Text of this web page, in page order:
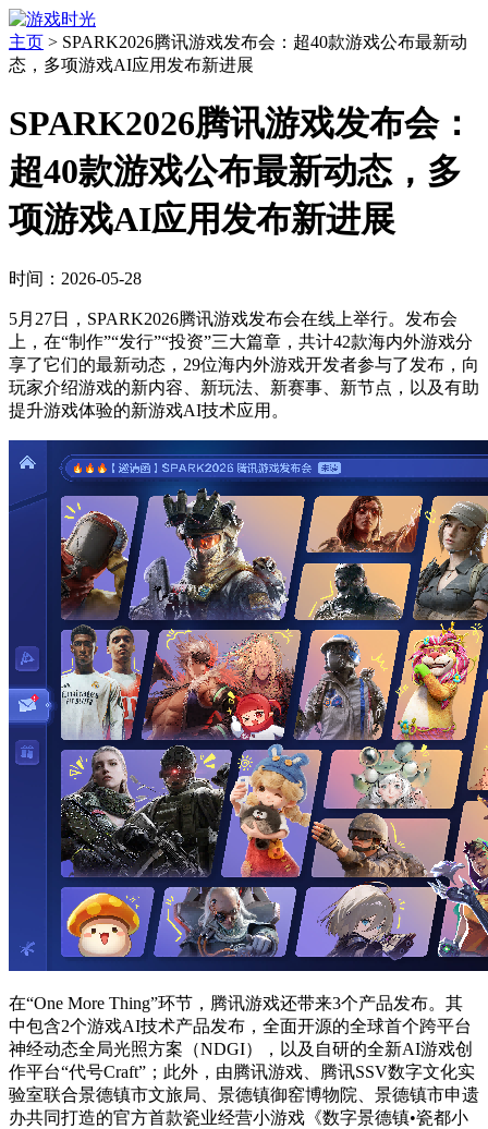
主页 > SPARK2026腾讯游戏发布会：超40款游戏公布最新动
态，多项游戏AI应用发布新进展
SPARK2026腾讯游戏发布会：
超40款游戏公布最新动态，多
项游戏AI应用发布新进展
时间：2026-05-28
5月27日，SPARK2026腾讯游戏发布会在线上举行。发布会
上，在“制作”“发行”“投资”三大篇章，共计42款海内外游戏分
享了它们的最新动态，29位海内外游戏开发者参与了发布，向
玩家介绍游戏的新内容、新玩法、新赛事、新节点，以及有助
提升游戏体验的新游戏AI技术应用。
在“One More Thing”环节，腾讯游戏还带来3个产品发布。其
中包含2个游戏AI技术产品发布，全面开源的全球首个跨平台
神经动态全局光照方案（NDGI），以及自研的全新AI游戏创
作平台“代号Craft”；此外，由腾讯游戏、腾讯SSV数字文化实
验室联合景德镇市文旅局、景德镇御窑博物院、景德镇市申遗
办共同打造的官方首款瓷业经营小游戏《数字景德镇•瓷都小